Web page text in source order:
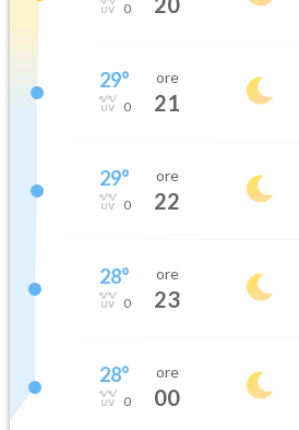
0
29°
0
ore
21
29°
0
ore
22
28°
0
ore
23
28°
0
ore
00